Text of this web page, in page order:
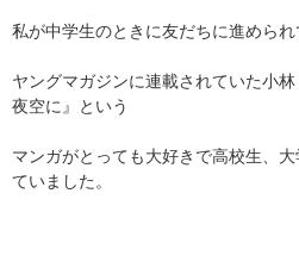
私が中学生のときに友だちに進めら
ヤングマガジンに連載されていた小
夜空に』という
マンガがとっても大好きで高校生、
ていました。